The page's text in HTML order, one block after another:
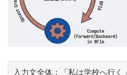
入力文全体：「私は学校へ行く」